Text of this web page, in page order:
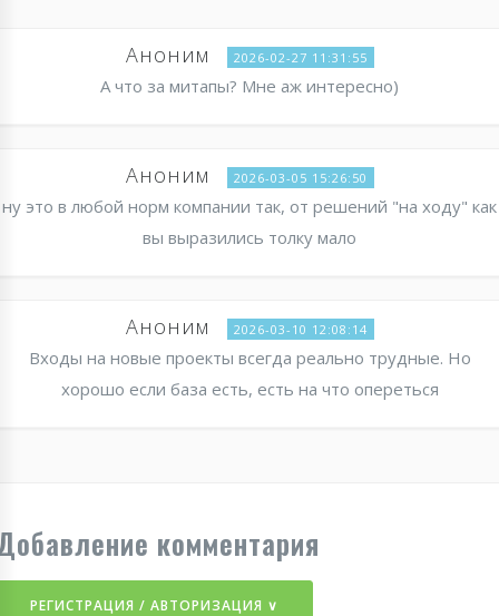
Аноним 2026-02-27 11:31:55
А что за митапы? Мне аж интересно)
Аноним 2026-03-05 15:26:50
ну это в любой норм компании так, от решений "на ходу" как
вы выразились толку мало
Аноним 2026-03-10 12:08:14
Входы на новые проекты всегда реально трудные. Но
хорошо если база есть, есть на что опереться
комментария
РЕГИСТРАЦИЯ / АВТОРИЗАЦИЯ ∨